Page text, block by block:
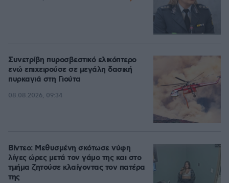
Συνετρίβη πυροσβεστικό ελικόπτερο
ενώ επιχειρούσε σε μεγάλη δασική
πυρκαγιά στη Γιούτα
08.08.2026, 09:34
Βίντεο: Μεθυσμένη σκότωσε νύφη
λίγες ώρες μετά τον γάμο της και στο
τμήμα ζητούσε κλαίγοντας τον πατέρα
της